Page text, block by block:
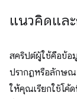
แนวคิดและ
สคริปต์ผู้ใช้คือข้อ
ปรากฏหรือลักษณ
ให้คุณเรียกใช้โค้